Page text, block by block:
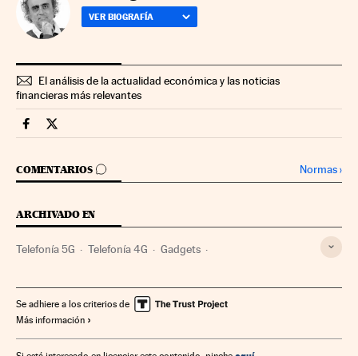
VER BIOGRAFÍA
El análisis de la actualidad económica y las noticias
financieras más relevantes
Companias Cinco Días en Facebook
Companias Cinco Días en Twitter
COMENTARIOS
IR A LOS COMENTARIOS Normas›
ARCHIVADO EN
Telefonía 5G Telefonía 4G Gadgets
Tecnologías movilidad Telecomunicaciones
Se adhiere a los criterios de
Más información